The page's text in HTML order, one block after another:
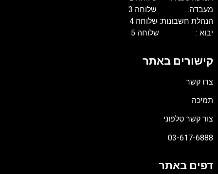
מעבדה: שלוחה 3
הנהלת חשבונות: שלוחה 4
יבוא : שלוחה 5
קישורים באתר
צרו קשר
תמיכה
צור קשר טלפוני
03-617-6888
דפים באתר